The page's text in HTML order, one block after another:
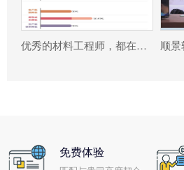
优秀的材料工程师，都在跟这个新朋友打交道!
免费体验